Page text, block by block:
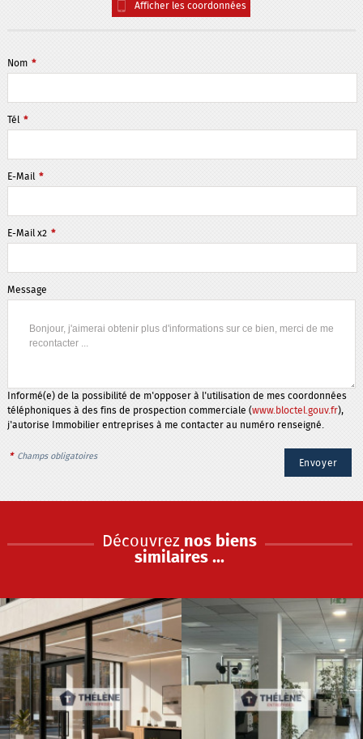
Afficher les coordonnées
Nom *
Tél *
E-Mail *
E-Mail x2 *
Message
Informé(e) de la possibilité de m'opposer à l'utilisation de mes coordonnées
téléphoniques à des fins de prospection commerciale (www.bloctel.gouv.fr),
j'autorise Immobilier entreprises à me contacter au numéro renseigné.
* Champs obligatoires
Découvrez nos biens
similaires ...